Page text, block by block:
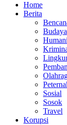
Home
Berita
Budaya
Sosial
Sosok
Travel
Korupsi